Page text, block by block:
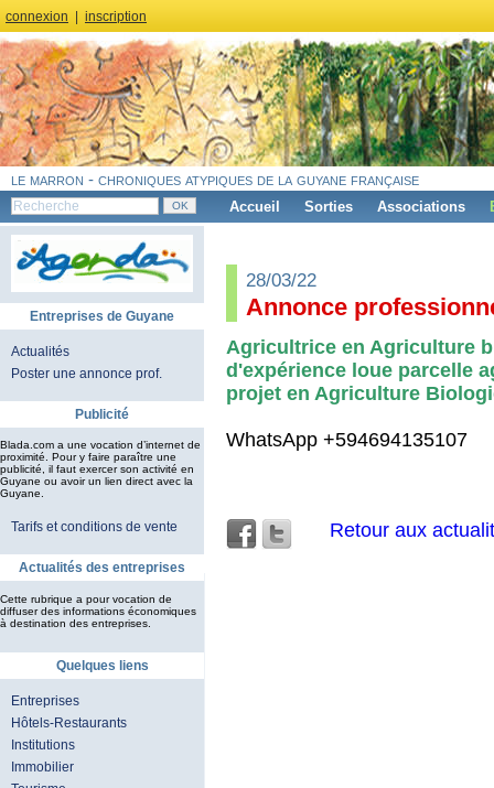
connexion inscription
le marron - chroniques atypiques de la guyane française
Accueil Sorties Associations
Entreprises de Guyane
Actualités
Poster une annonce prof.
Publicité
Blada.com a une vocation d’internet de
proximité. Pour y faire paraître une
publicité, il faut exercer son activité en
Guyane ou avoir un lien direct avec la
Guyane.
Tarifs et conditions de vente
Actualités des entreprises
Cette rubrique a pour vocation de
diffuser des informations économiques
à destination des entreprises.
Quelques liens
Entreprises
Hôtels-Restaurants
Institutions
Immobilier
28/03/22
Annonce
Agricultrice en Agriculture
d'expérience loue parcelle
projet en Agriculture
WhatsApp +594694135107
Retour aux